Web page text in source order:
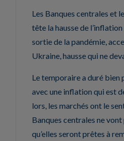
Les Banques centrales et
tête la hausse de
sortie de la pandémie,
Ukraine, hausse qui ne
Le temporaire a duré bien
avec une inflation qui est
lors, les marchés ont le
Banques centrales ne
qu’elles seront prêtes à